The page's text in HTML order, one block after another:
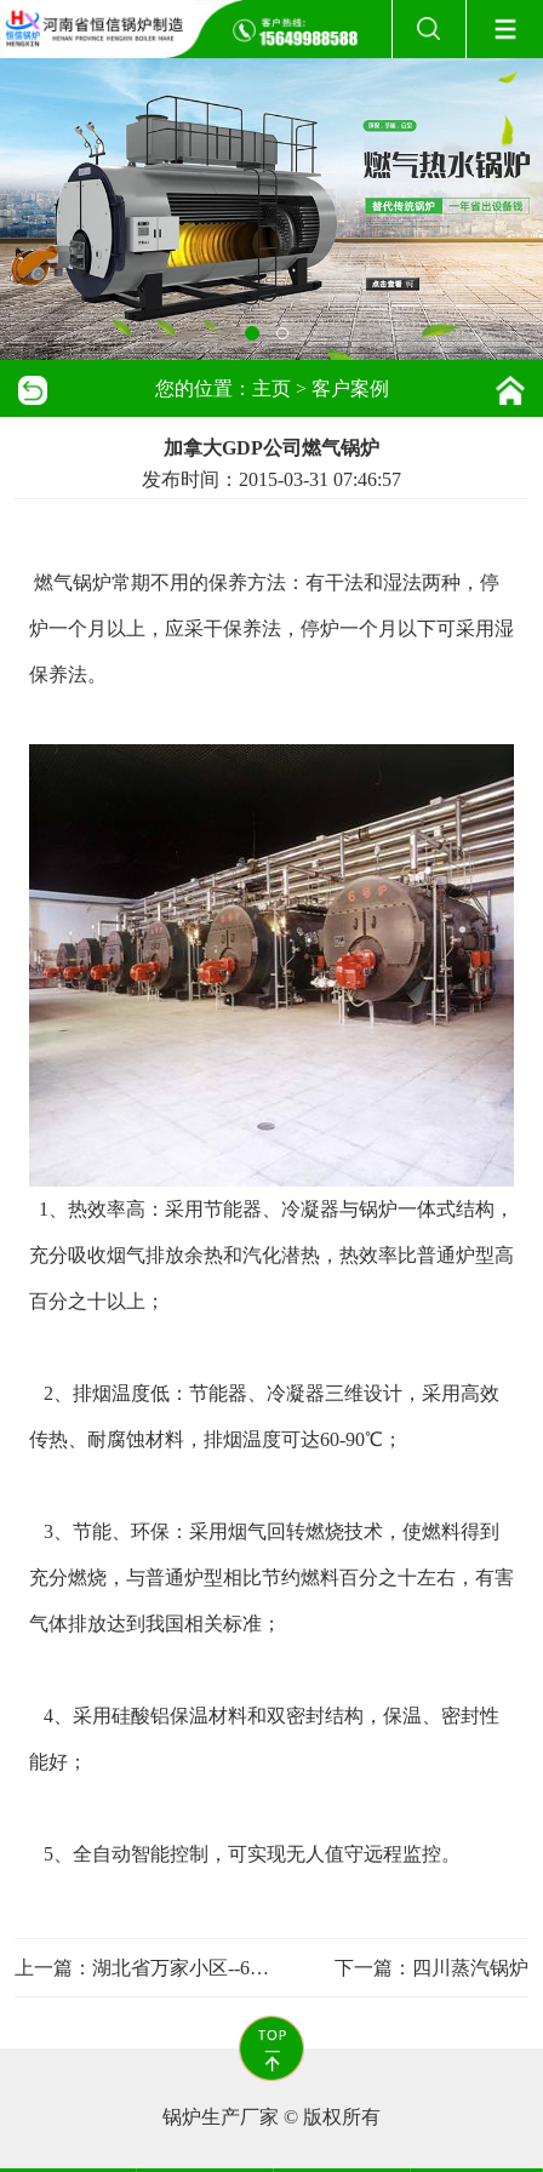
您的位置： 主页> 客户案例
加拿大GDP公司燃气锅炉
发布时间：2015-03-31 07:46:57
燃气锅炉常期不用的保养方法：有干法和湿法两种，停
炉一个月以上，应采干保养法，停炉一个月以下可采用湿
保养法。
1、热效率高：采用节能器、冷凝器与锅炉一体式结构，
充分吸收烟气排放余热和汽化潜热，热效率比普通炉型高
百分之十以上；
2、排烟温度低：节能器、冷凝器三维设计，采用高效
传热、耐腐蚀材料，排烟温度可达60-90℃；
3、节能、环保：采用烟气回转燃烧技术，使燃料得到
充分燃烧，与普通炉型相比节约燃料百分之十左右，有害
气体排放达到我国相关标准；
4、采用硅酸铝保温材料和双密封结构，保温、密封性
能好；
5、全自动智能控制，可实现无人值守远程监控。
上一篇： 湖北省万家小区--6T燃煤蒸汽锅炉 下一篇： 四川蒸汽锅炉
锅炉生产厂家 © 版权所有